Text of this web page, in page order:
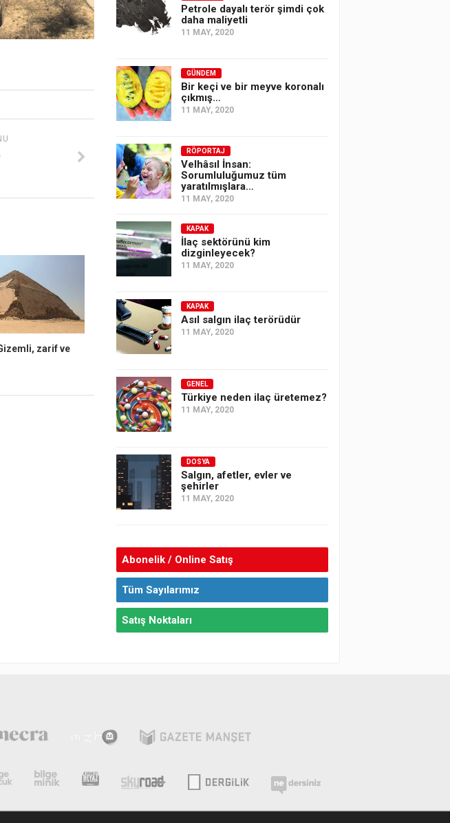
zarif ve
Petrole dayalı terör şimdi çok
daha maliyetli
11 MAY, 2020
GÜNDEM
Bir keçi ve bir meyve koronalı
çıkmış…
11 MAY, 2020
RÖPORTAJ
Velhâsıl İnsan:
Sorumluluğumuz tüm
yaratılmışlara…
11 MAY, 2020
KAPAK
İlaç sektörünü kim
dizginleyecek?
11 MAY, 2020
KAPAK
Asıl salgın ilaç terörüdür
11 MAY, 2020
GENEL
Türkiye neden ilaç üretemez?
11 MAY, 2020
DOSYA
Salgın, afetler, evler ve
şehirler
11 MAY, 2020
Abonelik / Online Satış
Tüm Sayılarımız
Satış Noktaları